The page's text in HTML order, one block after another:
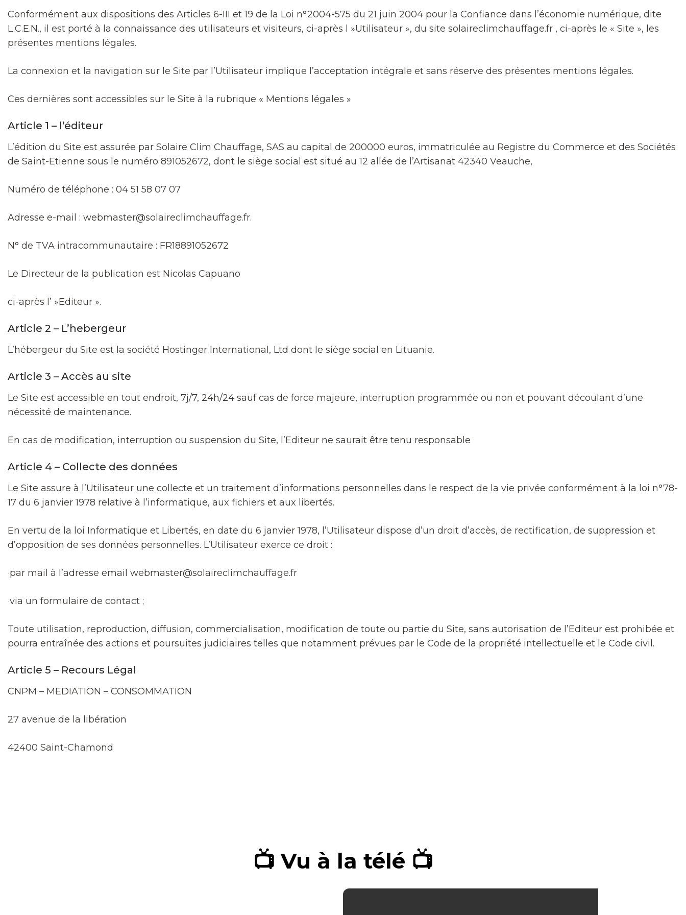
Conformément aux dispositions des Articles 6-III et 19 de la Loi n°2004-575 du 21 juin 2004 pour la Confiance dans l’économie numérique, dite
L.C.E.N., il est porté à la connaissance des utilisateurs et visiteurs, ci-après l »Utilisateur », du site solaireclimchauffage.fr , ci-après le « Site », les
présentes mentions légales.
La connexion et la navigation sur le Site par l’Utilisateur implique l’acceptation intégrale et sans réserve des présentes mentions légales.
Ces dernières sont accessibles sur le Site à la rubrique « Mentions légales »
Article 1 – l’éditeur
L’édition du Site est assurée par Solaire Clim Chauffage, SAS au capital de 200000 euros, immatriculée au Registre du Commerce et des Sociétés
de Saint-Etienne sous le numéro 891052672, dont le siège social est situé au 12 allée de l’Artisanat 42340 Veauche,
Numéro de téléphone : 04 51 58 07 07
Adresse e-mail : webmaster@solaireclimchauffage.fr.
N° de TVA intracommunautaire : FR18891052672
Le Directeur de la publication est Nicolas Capuano
ci-après l’ »Editeur ».
Article 2 – L’hebergeur
L’hébergeur du Site est la société Hostinger International, Ltd dont le siège social en Lituanie.
Article 3 – Accès au site
Le Site est accessible en tout endroit, 7j/7, 24h/24 sauf cas de force majeure, interruption programmée ou non et pouvant découlant d’une
nécessité de maintenance.
En cas de modification, interruption ou suspension du Site, l’Editeur ne saurait être tenu responsable
Article 4 – Collecte des données
Le Site assure à l’Utilisateur une collecte et un traitement d’informations personnelles dans le respect de la vie privée conformément à la loi n°78-
17 du 6 janvier 1978 relative à l’informatique, aux fichiers et aux libertés.
En vertu de la loi Informatique et Libertés, en date du 6 janvier 1978, l’Utilisateur dispose d’un droit d’accès, de rectification, de suppression et
d’opposition de ses données personnelles. L’Utilisateur exerce ce droit :
·par mail à l’adresse email webmaster@solaireclimchauffage.fr
·via un formulaire de contact ;
Toute utilisation, reproduction, diffusion, commercialisation, modification de toute ou partie du Site, sans autorisation de l’Editeur est prohibée et
pourra entraînée des actions et poursuites judiciaires telles que notamment prévues par le Code de la propriété intellectuelle et le Code civil.
Article 5 – Recours Légal
CNPM – MEDIATION – CONSOMMATION
27 avenue de la libération
42400 Saint-Chamond
📺 Vu à la télé 📺